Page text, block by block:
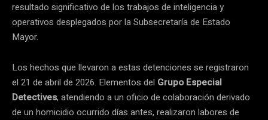
resultado significativo de los trabajos de inteligencia y
operativos desplegados por la Subsecretaría de Estado
Mayor.
Los hechos que llevaron a estas detenciones se registraron
el 21 de abril de 2026. Elementos del Grupo Especial
Detectives, atendiendo a un oficio de colaboración derivado
de un homicidio ocurrido días antes, realizaron labores de